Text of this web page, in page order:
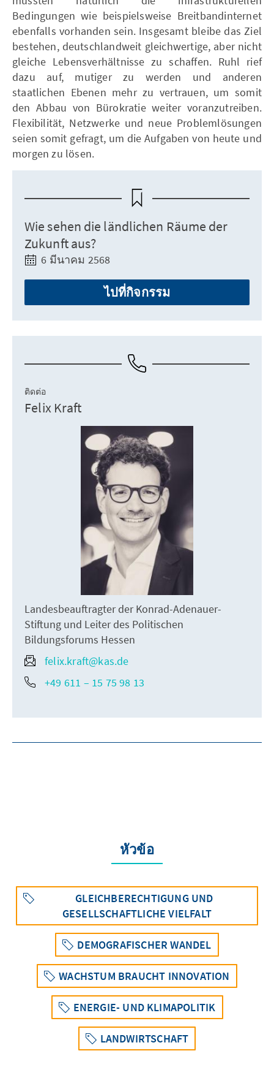
Bedingungen wie beispielsweise Breitbandinternet
ebenfalls vorhanden sein. Insgesamt bleibe das Ziel
bestehen, deutschlandweit gleichwertige, aber nicht
gleiche Lebensverhältnisse zu schaffen. Ruhl rief
dazu auf, mutiger zu werden und anderen
staatlichen Ebenen mehr zu vertrauen, um somit
den Abbau von Bürokratie weiter voranzutreiben.
Flexibilität, Netzwerke und neue Problemlösungen
seien somit gefragt, um die Aufgaben von heute und
morgen zu lösen.
Wie sehen die ländlichen Räume der
Zukunft aus?
6 มีนาคม 2568
ไปที่กิจกรรม
ติดต่อ
Felix Kraft
Landesbeauftragter der Konrad-Adenauer-
Stiftung und Leiter des Politischen
Bildungsforums Hessen
felix.kraft@kas.de
+49 611 – 15 75 98 13
หัวข้อ
GLEICHBERECHTIGUNG UND
GESELLSCHAFTLICHE VIELFALT
DEMOGRAFISCHER WANDEL
WACHSTUM BRAUCHT INNOVATION
ENERGIE- UND KLIMAPOLITIK
LANDWIRTSCHAFT